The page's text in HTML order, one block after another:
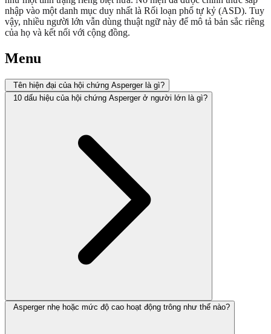
nhập vào một danh mục duy nhất là Rối loạn phổ tự kỷ (ASD). Tuy
vậy, nhiều người lớn vẫn dùng thuật ngữ này để mô tả bản sắc riêng
của họ và kết nối với cộng đồng.
Menu
Tên hiện đại của hội chứng Asperger là gì?
10 dấu hiệu của hội chứng Asperger ở người lớn là gì?
Asperger nhẹ hoặc mức độ cao hoạt động trông như thế nào?